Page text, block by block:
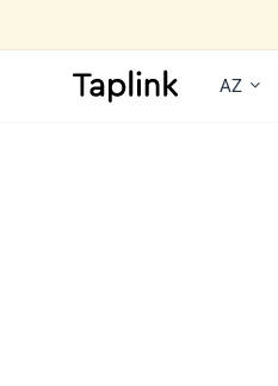
AZ